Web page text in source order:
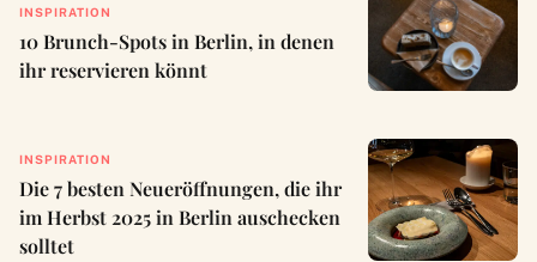
INSPIRATION
10 Brunch-Spots in Berlin, in denen
ihr reservieren könnt
INSPIRATION
Die 7 besten Neueröffnungen, die ihr
im Herbst 2025 in Berlin auschecken
solltet